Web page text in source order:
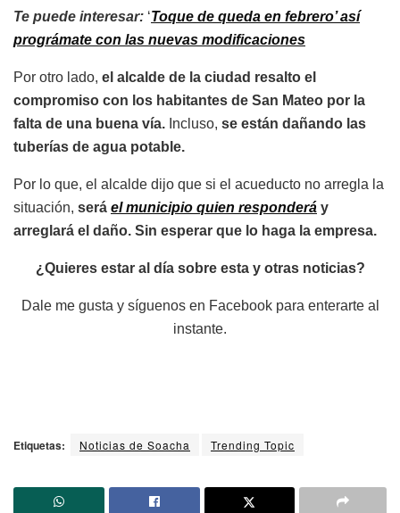
Te puede interesar: ‘Toque de queda en febrero’ así
prográmate con las nuevas modificaciones
Por otro lado, el alcalde de la ciudad resalto el
compromiso con los habitantes de San Mateo por la
falta de una buena vía. Incluso, se están dañando las
tuberías de agua potable.
Por lo que, el alcalde dijo que si el acueducto no arregla la
situación, será el municipio quien responderá y
arreglará el daño. Sin esperar que lo haga la empresa.
¿Quieres estar al día sobre esta y otras noticias?
Dale me gusta y síguenos en Facebook para enterarte al
instante.
Etiquetas: Noticias de Soacha Trending Topic